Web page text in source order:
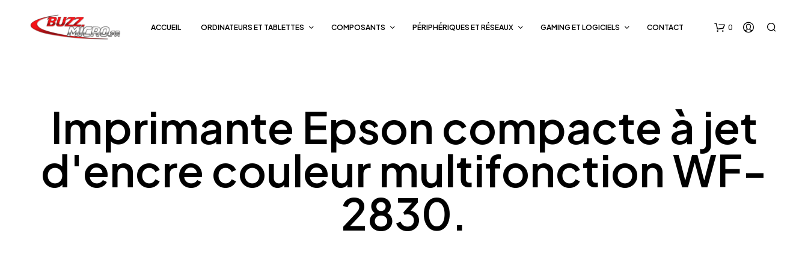
ACCUEIL ORDINATEURS ET TABLETTES COMPOSANTS PÉRIPHÉRIQUES ET RÉSEAUX GAMING ET LOGICIELS CONTACT 0
Imprimante Epson compacte à jet
d'encre couleur multifonction WF-
2830.